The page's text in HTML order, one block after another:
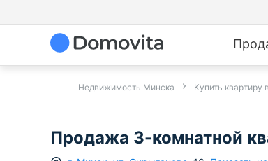
Недвижимость Минска Купить квартиру
Продажа 3-комнатной